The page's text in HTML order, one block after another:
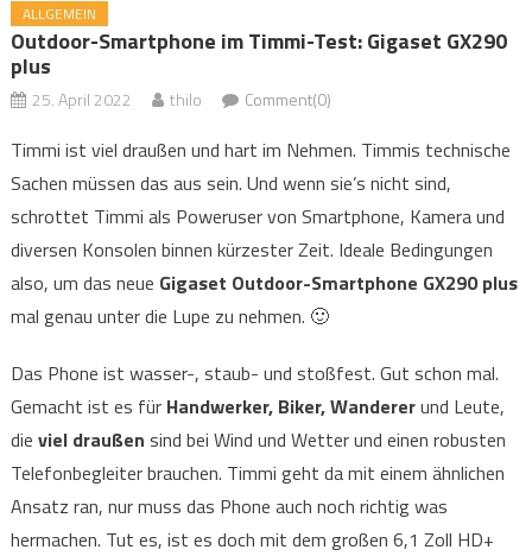
ALLGEMEIN
Outdoor-Smartphone im Timmi-Test: Gigaset GX290
plus
25. April 2022 thilo Comment(0)
Timmi ist viel draußen und hart im Nehmen. Timmis technische
Sachen müssen das aus sein. Und wenn sie’s nicht sind,
schrottet Timmi als Poweruser von Smartphone, Kamera und
diversen Konsolen binnen kürzester Zeit. Ideale Bedingungen
also, um das neue Gigaset Outdoor-Smartphone GX290 plus
mal genau unter die Lupe zu nehmen. 🙂
Das Phone ist wasser-, staub- und stoßfest. Gut schon mal.
Gemacht ist es für Handwerker, Biker, Wandererund Leute,
die viel draußen sind bei Wind und Wetter und einen robusten
Telefonbegleiter brauchen. Timmi geht da mit einem ähnlichen
Ansatz ran, nur muss das Phone auch noch richtig was
hermachen. Tut es, ist es doch mit dem großen 6,1 Zoll HD+